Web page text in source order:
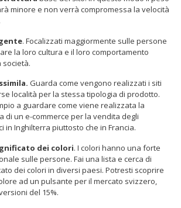
minore e non verrà compromessa la velocità
. Focalizzati maggiormente sulle persone
la loro cultura e il loro comportamento
società.
Guarda come vengono realizzati i siti
località per la stessa tipologia di prodotto.
a guardare come viene realizzata la
di un e-commerce per la vendita degli
in Inghilterra piuttosto che in Francia.
dei colori. I colori hanno una forte
sulle persone. Fai una lista e cerca di
dei colori in diversi paesi. Potresti scoprire
ad un pulsante per il mercato svizzero,
del 15%.